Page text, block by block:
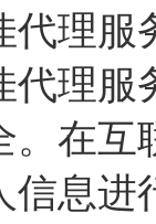
代理服
代理服
。在
信息进